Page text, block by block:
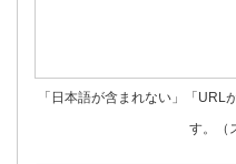
「日本語が含まれない」「URL
す。（